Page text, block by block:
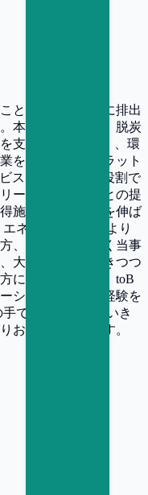
と、そして実際に排出
本ポジションは、脱炭
支える「gCamp」、環
をつなぐ取引プラット
スを成長させる役割で
ードし、代理店との提
施策まで、事業を伸ば
ネルギー市場をより
、第三者ではなく当事
大きな構想を描きつつ
にぴったりです。toB
ション営業のご経験を
で大きく育てていき
お待ちしています。